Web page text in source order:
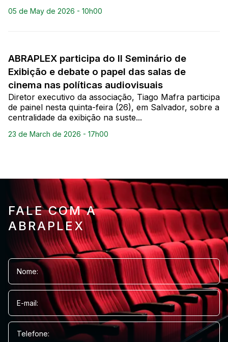
05 de May de 2026 - 10h00
ABRAPLEX participa do II Seminário de
Exibição e debate o papel das salas de
cinema nas políticas audiovisuais
Diretor executivo da associação, Tiago Mafra participa
de painel nesta quinta-feira (26), em Salvador, sobre a
centralidade da exibição na suste...
23 de March de 2026 - 17h00
FALE COM A
ABRAPLEX
Nome:
E-mail:
Telefone: